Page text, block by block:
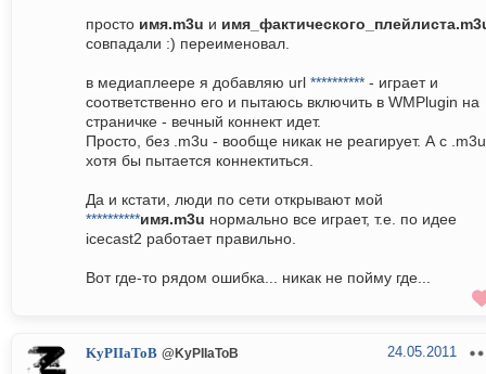
просто имя.m3u и
совпадали :) переименовал.
в медиаплеере я добавляю url ********** - играет и
соответственно его и пытаюсь включить в WMPlugin на
страничке - вечный коннект идет.
Просто, без .m3u - вообще никак не реагирует. А с .m3u
хотя бы пытается коннектиться.
Да и кстати, люди по сети открывают мой
**********имя.m3u нормально все играет, т.е. по идее
icecast2 работает правильно.
Вот где-то рядом ошибка... никак не пойму где...
KyPIIaToB @KyPIIaToB 24.05.2011